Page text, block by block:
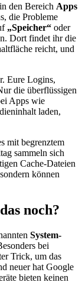
den Bereich Apps
die Probleme
„Speicher“ oder
Dort findet ihr die
reicht, und
Eure Logins,
die überflüssigen
Apps wie
laden,
mit begrenztem
sammeln sich
Cache-Dateien
können
noch?
System-
bei
Trick, um das
neuer hat Google
bieten keinen